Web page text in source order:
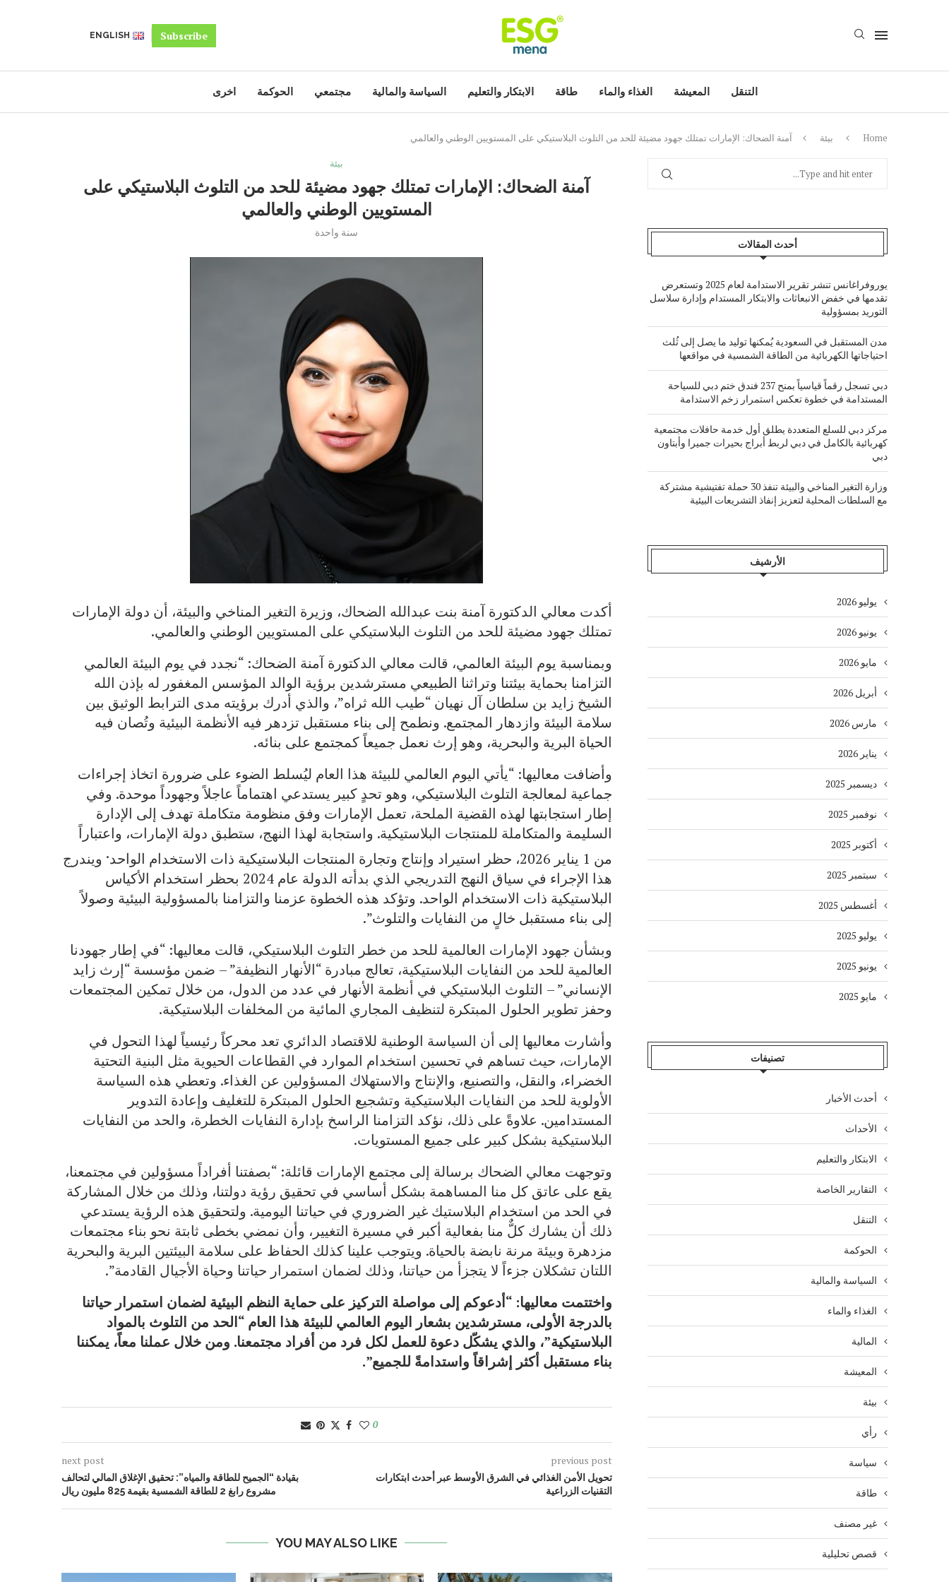
Subscribe
ENGLISH
التنقل المعيشة الغذاء والماء طاقة الابتكار والتعليم السياسة والمالية مجتمعي الحوكمة اخرى
Home بيئة
آمنة الضحاك: الإمارات تمتلك جهود مضيئة للحد من التلوث البلاستيكي على المستويين الوطني والعالمي
بيئة
آمنة الضحاك: الإمارات تمتلك جهود مضيئة للحد من التلوث البلاستيكي على
المستويين الوطني والعالمي
سنة واحدة
أكدت معالي الدكتورة آمنة بنت عبدالله الضحاك، وزيرة التغير المناخي والبيئة، أن دولة الإمارات
تمتلك جهود مضيئة للحد من التلوث البلاستيكي على المستويين الوطني والعالمي.
وبمناسبة يوم البيئة العالمي، قالت معالي الدكتورة آمنة الضحاك: “نجدد في يوم البيئة العالمي
التزامنا بحماية بيئتنا وتراثنا الطبيعي مسترشدين برؤية الوالد المؤسس المغفور له بإذن الله
الشيخ زايد بن سلطان آل نهيان “طيب الله ثراه”، والذي أدرك برؤيته مدى الترابط الوثيق بين
سلامة البيئة وازدهار المجتمع. ونطمح إلى بناء مستقبل تزدهر فيه الأنظمة البيئية وتُصان فيه
الحياة البرية والبحرية، وهو إرث نعمل جميعاً كمجتمع على بنائه.
وأضافت معاليها: “يأتي اليوم العالمي للبيئة هذا العام ليُسلط الضوء على ضرورة اتخاذ إجراءات
جماعية لمعالجة التلوث البلاستيكي، وهو تحدٍ كبير يستدعي اهتماماً عاجلاً وجهوداً موحدة. وفي
إطار استجابتها لهذه القضية الملحة، تعمل الإمارات وفق منظومة متكاملة تهدف إلى الإدارة
السليمة والمتكاملة للمنتجات البلاستيكية. واستجابة لهذا النهج، ستطبق دولة الإمارات، واعتباراً
من 1 يناير 2026، حظر استيراد وإنتاج وتجارة المنتجات البلاستيكية ذات الاستخدام الواحد
. ويندرج
هذا الإجراء في سياق النهج التدريجي الذي بدأته الدولة عام 2024 بحظر استخدام الأكياس
البلاستيكية ذات الاستخدام الواحد. وتؤكد هذه الخطوة عزمنا والتزامنا بالمسؤولية البيئية وصولاً
إلى بناء مستقبل خالٍ من النفايات والتلوث”.
وبشأن جهود الإمارات العالمية للحد من خطر التلوث البلاستيكي، قالت معاليها: “في إطار جهودنا
العالمية للحد من النفايات البلاستيكية، تعالج مبادرة “الأنهار النظيفة” – ضمن مؤسسة “إرث زايد
الإنساني” – التلوث البلاستيكي في أنظمة الأنهار في عدد من الدول، من خلال تمكين المجتمعات
وحفز تطوير الحلول المبتكرة لتنظيف المجاري المائية من المخلفات البلاستيكية.
وأشارت معاليها إلى أن السياسة الوطنية للاقتصاد الدائري تعد محركاً رئيسياً لهذا التحول في
الإمارات، حيث تساهم في تحسين استخدام الموارد في القطاعات الحيوية مثل البنية التحتية
الخضراء، والنقل، والتصنيع، والإنتاج والاستهلاك المسؤولين عن الغذاء. وتعطي هذه السياسة
الأولوية للحد من النفايات البلاستيكية وتشجيع الحلول المبتكرة للتغليف وإعادة التدوير
المستدامين. علاوةً على ذلك، نؤكد التزامنا الراسخ بإدارة النفايات الخطرة، والحد من النفايات
البلاستيكية بشكل كبير على جميع المستويات.
وتوجهت معالي الضحاك برسالة إلى مجتمع الإمارات قائلة: “بصفتنا أفراداً مسؤولين في مجتمعنا،
يقع على عاتق كل منا المساهمة بشكل أساسي في تحقيق رؤية دولتنا، وذلك من خلال المشاركة
في الحد من استخدام البلاستيك غير الضروري في حياتنا اليومية. ولتحقيق هذه الرؤية يستدعي
ذلك أن يشارك كلٌّ منا بفعالية أكبر في مسيرة التغيير، وأن نمضي بخطى ثابتة نحو بناء مجتمعات
مزدهرة وبيئة مرنة نابضة بالحياة. ويتوجب علينا كذلك الحفاظ على سلامة البيئتين البرية والبحرية
اللتان تشكلان جزءاً لا يتجزأ من حياتنا، وذلك لضمان استمرار حياتنا وحياة الأجيال القادمة”.
واختتمت معاليها: “أدعوكم إلى مواصلة التركيز على حماية النظم البيئية لضمان استمرار حياتنا
بالدرجة الأولى، مسترشدين بشعار اليوم العالمي للبيئة هذا العام “الحد من التلوث بالمواد
البلاستيكية”، والذي يشكّل دعوة للعمل لكل فرد من أفراد مجتمعنا. ومن خلال عملنا معاً، يمكننا
بناء مستقبل أكثر إشراقاً واستدامةً للجميع”.
0
previous post
تحويل الأمن الغذائي في الشرق الأوسط عبر أحدث ابتكارات
التقنيات الزراعية
next post
بقيادة “الجميح للطاقة والمياه”: تحقيق الإغلاق المالي لتحالف
مشروع رابغ 2 للطاقة الشمسية بقيمة 825 مليون ريال
YOU MAY ALSO LIKE
أحدث المقالات
يوروفراغانس تنشر تقرير الاستدامة لعام 2025 وتستعرض
تقدمها في خفض الانبعاثات والابتكار المستدام وإدارة سلاسل
التوريد بمسؤولية
مدن المستقبل في السعودية يُمكنها توليد ما يصل إلى ثُلث
احتياجاتها الكهربائية من الطاقة الشمسية في مواقعها
دبي تسجل رقماً قياسياً بمنح 237 فندق ختم دبي للسياحة
المستدامة في خطوة تعكس استمرار زخم الاستدامة
مركز دبي للسلع المتعددة يطلق أول خدمة حافلات مجتمعية
كهربائية بالكامل في دبي لربط أبراج بحيرات جميرا وأبتاون
دبي
وزارة التغير المناخي والبيئة تنفذ 30 حملة تفتيشية مشتركة
مع السلطات المحلية لتعزيز إنفاذ التشريعات البيئية
الأرشيف
يوليو 2026
يونيو 2026
مايو 2026
أبريل 2026
مارس 2026
يناير 2026
ديسمبر 2025
نوفمبر 2025
أكتوبر 2025
سبتمبر 2025
أغسطس 2025
يوليو 2025
يونيو 2025
مايو 2025
تصنيفات
أحدث الأخبار
الأحداث
الابتكار والتعليم
التقارير الخاصة
التنقل
الحوكمة
السياسة والمالية
الغذاء والماء
المالية
المعيشة
بيئة
رأي
سياسة
طاقة
غير مصنف
قصص تحليلية